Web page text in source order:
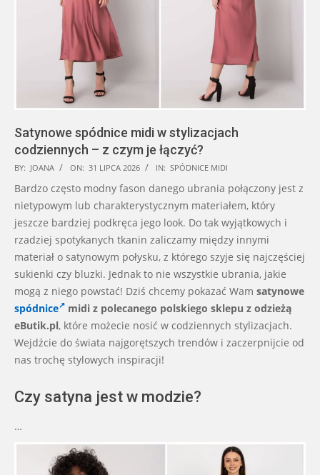
Satynowe spódnice midi w stylizacjach
codziennych – z czym je łączyć?
2026-
07-
31
BY: JOANA ON: 31 LIPCA 2026 IN: SPÓDNICE MIDI
Bardzo często modny fason danego ubrania połączony jest z
nietypowym lub charakterystycznym materiałem, który
jeszcze bardziej podkręca jego look. Do tak wyjątkowych i
rzadziej spotykanych tkanin zaliczamy między innymi
materiał o satynowym połysku, z którego szyje się najczęściej
sukienki czy bluzki. Jednak to nie wszystkie ubrania, jakie
mogą z niego powstać! Dziś chcemy pokazać Wam satynowe
spódnice
midi z polecanego polskiego sklepu z odzieżą
eButik.pl, które możecie nosić w codziennych stylizacjach.
Wejdźcie do świata najgorętszych trendów i zaczerpnijcie od
nas trochę stylowych inspiracji!
Czy satyna jest w modzie?
…